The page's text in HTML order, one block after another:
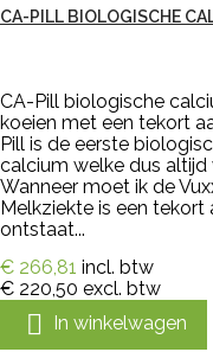
CA-PILL BIOLOGISCHE
CA-Pill biologische
koeien met een tekort
Pill is de eerste
calcium welke dus
Wanneer moet ik de
Melkziekte is een
ontstaat...
€ 266,81 incl. btw
€ 220,50 excl. btw
 In winkelwagen